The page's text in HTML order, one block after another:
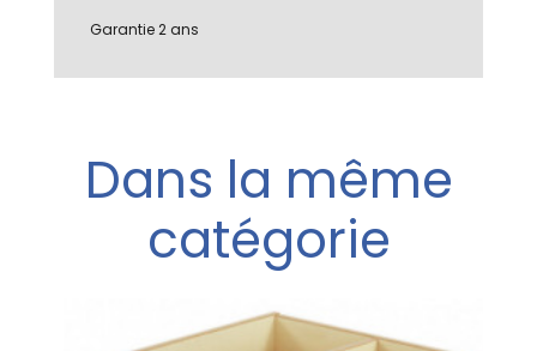
Garantie 2 ans
Dans la même
catégorie